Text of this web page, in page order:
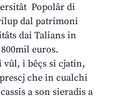
Popolâr di
dal patrimoni
dai Talians in
euros.
vûl, i bêçs si cjatin,
che in cualchi
a son sieradis a